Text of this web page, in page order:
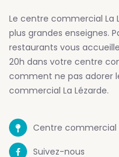
Le centre commercial La
plus grandes enseignes.
restaurants vous
20h dans votre centre
comment ne pas adorer
commercial La Lézarde.
Centre commercial
Suivez-nous